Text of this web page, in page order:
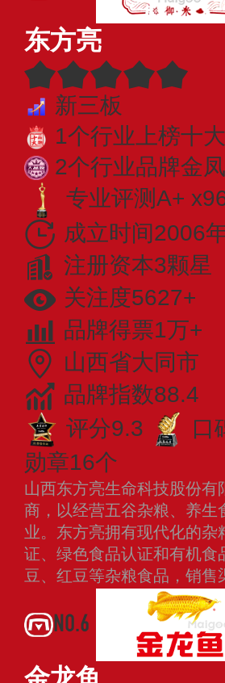
东方亮
新三板
1个行业上榜十
2个行业品牌金
专业评测A+
成立时间2006
注册资本3颗星
关注度5627+
品牌得票1万+
山西省大同市
品牌指数88.4
评分9.3
口
勋章16个
山西东方亮生命科技股份
商，以经营五谷杂粮、养
业。东方亮拥有现代化的杂
证、绿色食品认证和有机
豆、红豆等杂粮食品，销
NO.6